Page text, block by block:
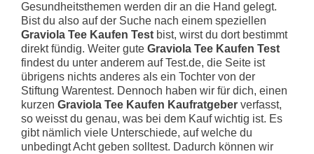
Gesundheitsthemen werden dir an die Hand gelegt.
Bist du also auf der Suche nach einem speziellen
Graviola Tee Kaufen Test bist, wirst du dort bestimmt
direkt fündig. Weiter gute Graviola Tee Kaufen Test
findest du unter anderem auf Test.de, die Seite ist
übrigens nichts anderes als ein Tochter von der
Stiftung Warentest. Dennoch haben wir für dich, einen
kurzen Graviola Tee Kaufen Kaufratgeber verfasst,
so weisst du genau, was bei dem Kauf wichtig ist. Es
gibt nämlich viele Unterschiede, auf welche du
unbedingt Acht geben solltest. Dadurch können wir